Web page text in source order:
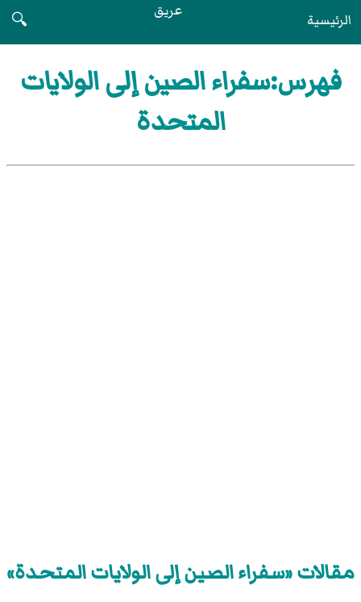
الرئيسية عريق
🔍
فهرس:سفراء الصين إلى الولايات
المتحدة
مقالات «سفراء الصين إلى الولايات المتحدة»